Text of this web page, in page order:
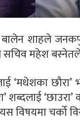
बालेन शाहले
महेश
छौरा’
विषयमा